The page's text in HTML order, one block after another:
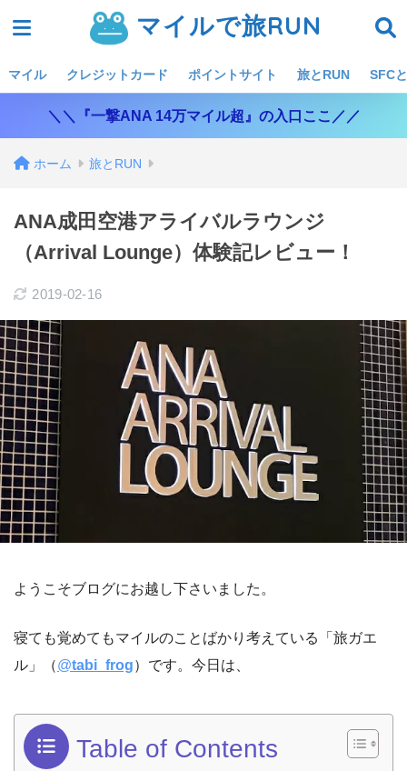
マイルで旅RUN
マイル クレジットカード ポイントサイト 旅とRUN SFC
＼＼『一撃ANA 14万マイル超』の入口ここ／／
ホーム 旅とRUN
ANA成田空港アライバルラウンジ
（Arrival Lounge）体験記レビュー！
2019-02-16
ようこそブログにお越し下さいました。
寝ても覚めてもマイルのことばかり考えている「旅ガエ
ル」（@tabi_frog）です。今日は、
Table of Contents